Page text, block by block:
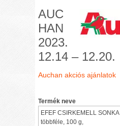
AUC
HAN
2023.
12.14 – 12.20.
Auchan akciós ajánlatok
Termék neve
EFEF CSIRKEMELL SONKA
többféle, 100 g,